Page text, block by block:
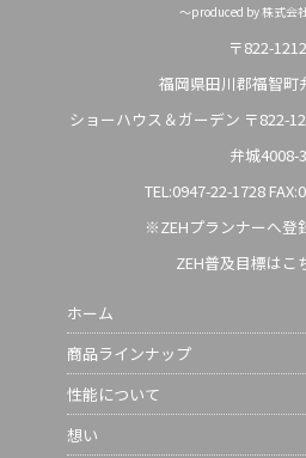
～produced by 株式会
〒822-1212
福岡県田川郡福智町
ショーハウス＆ガーデン 〒822-
弁城4008-3
TEL:0947-22-1728
※ZEHプランナーへ登
ZEH普及目標はこ
ホーム
商品ラインナップ
性能について
想い